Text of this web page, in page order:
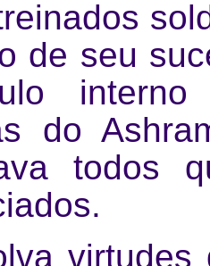
de seu
do
todos